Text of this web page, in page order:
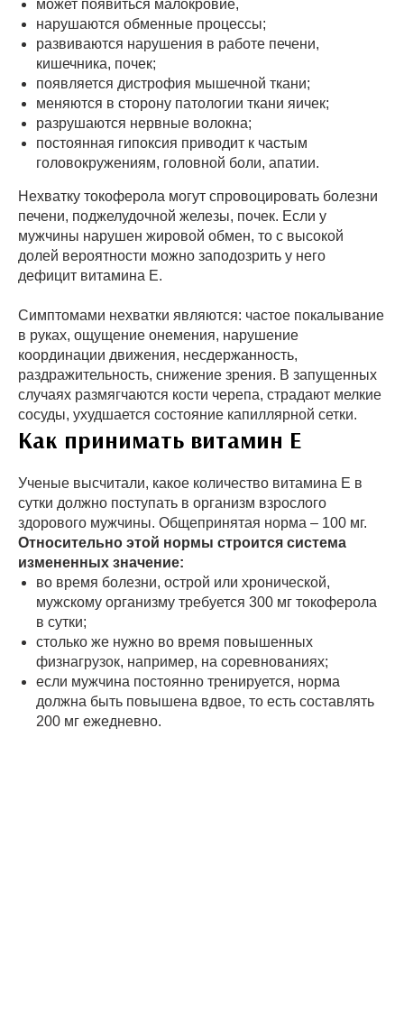
может появиться малокровие,
нарушаются обменные процессы;
развиваются нарушения в работе печени,
кишечника, почек;
появляется дистрофия мышечной ткани;
меняются в сторону патологии ткани яичек;
разрушаются нервные волокна;
постоянная гипоксия приводит к частым
головокружениям, головной боли, апатии.
Нехватку токоферола могут спровоцировать болезни
печени, поджелудочной железы, почек. Если у
мужчины нарушен жировой обмен, то с высокой
долей вероятности можно заподозрить у него
дефицит витамина Е.
Симптомами нехватки являются: частое покалывание
в руках, ощущение онемения, нарушение
координации движения, несдержанность,
раздражительность, снижение зрения. В запущенных
случаях размягчаются кости черепа, страдают мелкие
сосуды, ухудшается состояние капиллярной сетки.
Как принимать витамин Е
Ученые высчитали, какое количество витамина Е в
сутки должно поступать в организм взрослого
здорового мужчины. Общепринятая норма – 100 мг.
Относительно этой нормы строится система
измененных значение:
во время болезни, острой или хронической,
мужскому организму требуется 300 мг токоферола
в сутки;
столько же нужно во время повышенных
физнагрузок, например, на соревнованиях;
если мужчина постоянно тренируется, норма
должна быть повышена вдвое, то есть составлять
200 мг ежедневно.